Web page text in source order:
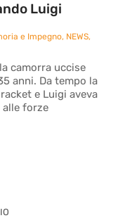
Luigi
e Impegno, NEWS,
camorra uccise
anni. Da tempo la
e Luigi aveva
forze